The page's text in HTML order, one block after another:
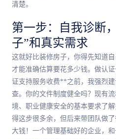
清楚。
第一步：自我诊断
子”和真实需求
这就好比装修房子，你得先知道
才能准确估算要花多少钱。做认
证支持服务收费**之前，我强烈
查。你的文件制度健全吗？现有
境、职业健康安全的基本要求了
得这步很多余，但后来带团队做
大钱！一个管理基础好的企业，